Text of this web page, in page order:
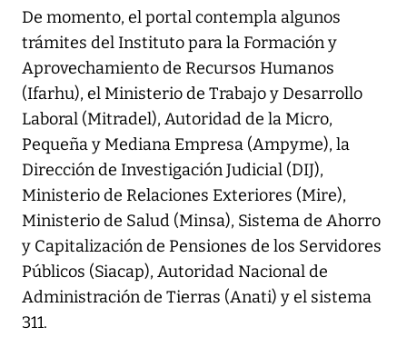
De momento, el portal contempla algunos
trámites del Instituto para la Formación y
Aprovechamiento de Recursos Humanos
(Ifarhu), el Ministerio de Trabajo y Desarrollo
Laboral (Mitradel), Autoridad de la Micro,
Pequeña y Mediana Empresa (Ampyme), la
Dirección de Investigación Judicial (DIJ),
Ministerio de Relaciones Exteriores (Mire),
Ministerio de Salud (Minsa), Sistema de Ahorro
y Capitalización de Pensiones de los Servidores
Públicos (Siacap), Autoridad Nacional de
Administración de Tierras (Anati) y el sistema
311.